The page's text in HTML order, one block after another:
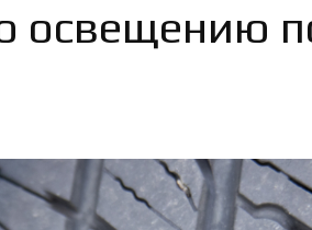
освещению